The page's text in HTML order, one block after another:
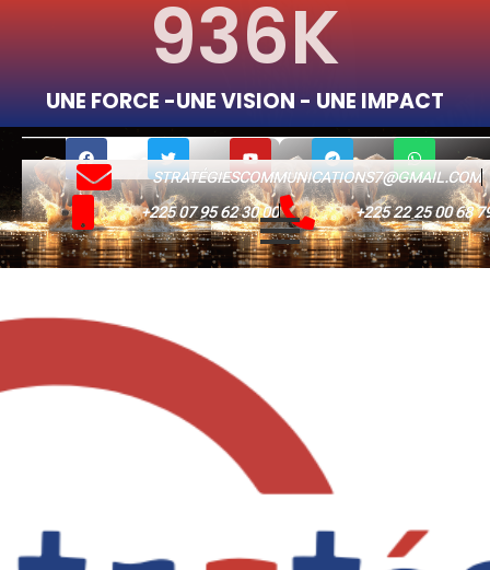
UNE FORCE -UNE VISION - UNE IMPACT
1,192K
STRATÉGIESCOMMUNICATIONS7@GMAIL.COM
+225 07 95 62 30 00
+225 22 25 00 68